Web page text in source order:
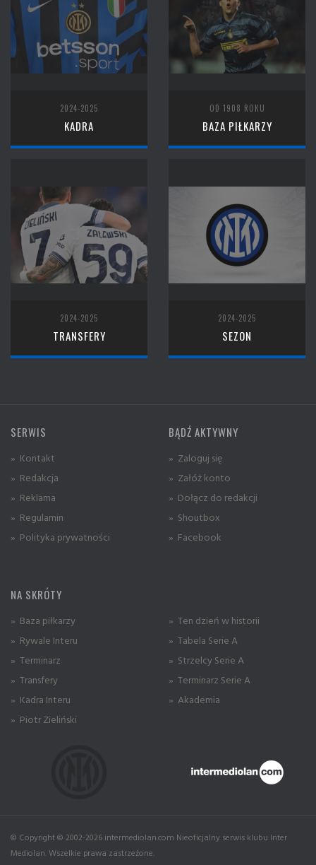
2024-2025
KADRA
OD 1908 ROKU
BAZA PIŁKARZY
2024-2025
TRANSFERY
2024-2025
SEZON
SERWIS
» Kontakt
» Redakcja
» Reklama
» Regulamin
» Polityka prywatności
BĄDŹ AKTYWNY
» Zaloguj się
» Załóż konto
» Dołącz do redakcji
» Shoutbox
» Facebook
NA SKRÓTY
» Baza piłkarzy
» Rywale Interu
» Terminarz
» Transfery
» Kadra Interu
» Piotr Zieliński
» Ten dzień w historii
» Tabela Serie A
» Strzelcy Serie A
» Terminarz Serie A
» Akademia
© Copyright © 2002-2026 intermediolan.com Nieoficjalny serwis klubu Inter
Mediolan. Wszelkie prawa zastrzeżone.